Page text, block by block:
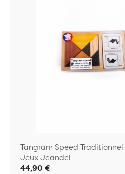
Tangram Speed Traditionnel
Jeux Jeandel
44,90 €